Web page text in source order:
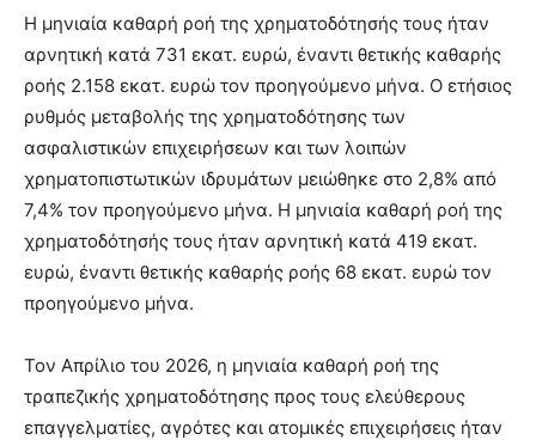
Η μηνιαία καθαρή ροή της χρηματοδότησής τους ήταν
αρνητική κατά 731 εκατ. ευρώ, έναντι θετικής καθαρής
ροής 2.158 εκατ. ευρώ τον προηγούμενο μήνα. Ο ετήσιος
ρυθμός μεταβολής της χρηματοδότησης των
ασφαλιστικών επιχειρήσεων και των λοιπών
χρηματοπιστωτικών ιδρυμάτων μειώθηκε στο 2,8% από
7,4% τον προηγούμενο μήνα. Η μηνιαία καθαρή ροή της
χρηματοδότησής τους ήταν αρνητική κατά 419 εκατ.
ευρώ, έναντι θετικής καθαρής ροής 68 εκατ. ευρώ τον
προηγούμενο μήνα.
Τον Απρίλιο του 2026, η μηνιαία καθαρή ροή της
τραπεζικής χρηματοδότησης προς τους ελεύθερους
επαγγελματίες, αγρότες και ατομικές επιχειρήσεις ήταν